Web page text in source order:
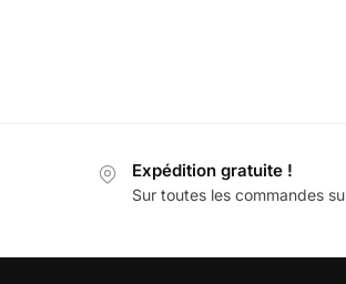
Expédition gratuite !
Sur toutes les commandes